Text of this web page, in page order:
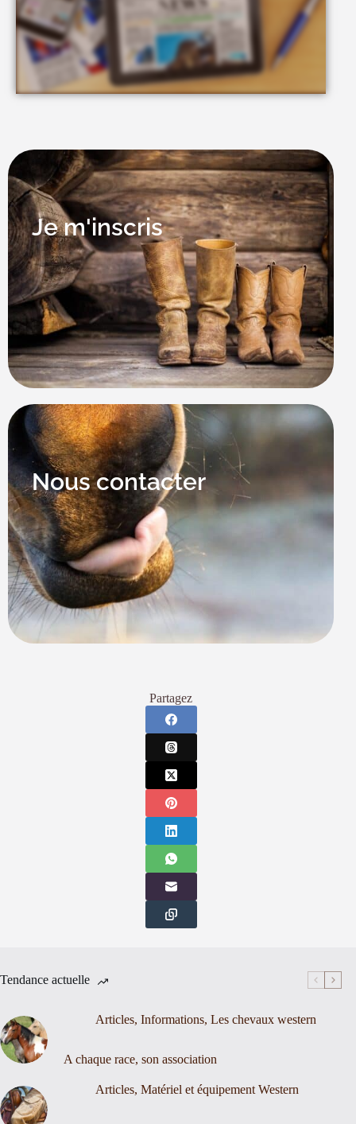
Je m'inscris
Nous contacter
Partagez
Tendance actuelle
Articles, Informations, Les chevaux western
A chaque race, son association
Articles, Matériel et équipement Western